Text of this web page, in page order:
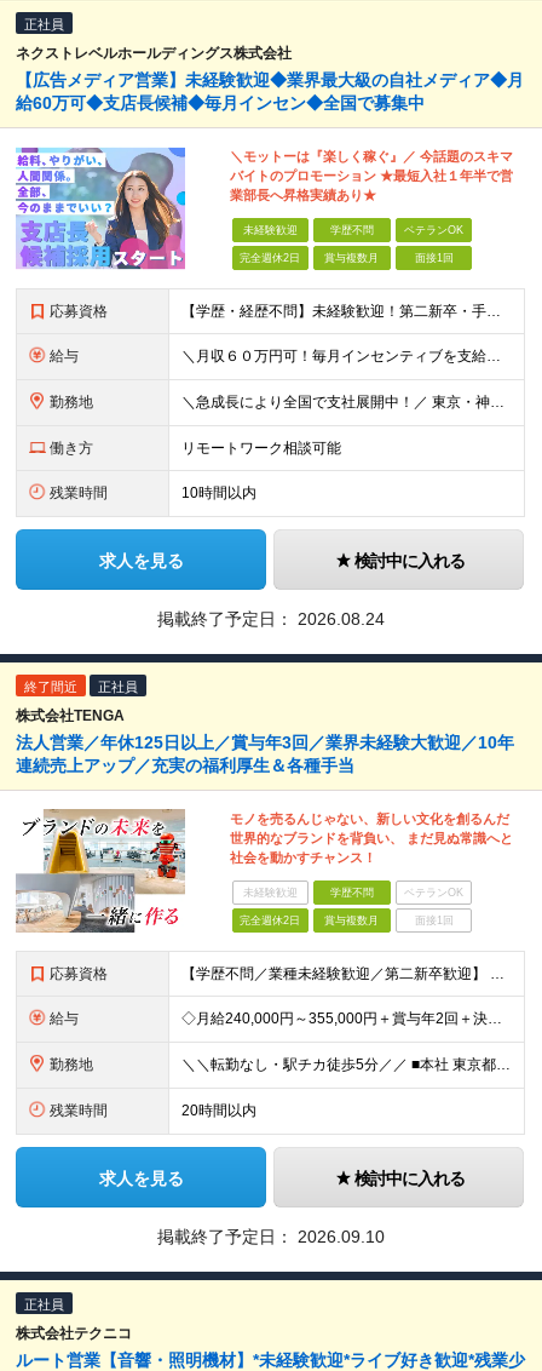
正社員
ネクストレベルホールディングス株式会社
【広告メディア営業】未経験歓迎◆業界最大級の自社メディア◆月
給60万可◆支店長候補◆毎月インセン◆全国で募集中
＼モットーは『楽しく稼ぐ』／ 今話題のスキマ
バイトのプロモーション ★最短⼊社１年半で営
業部⻑へ昇格実績あり★
未経験歓迎 学歴不問 ベテランOK
完全週休2日 賞与複数月 面接1回
応募資格 【学歴・経歴不問】未経験歓迎！第⼆新卒・⼿に職をつけたい・新たな挑戦者⼤歓迎！⼈柄・意欲重視の採⽤♪ ＼これまでの経験・スキルは⼀切不問／ 新たな⼀歩を全⼒で応援します！ ★経歴・学歴不問 ★未経
給与 ＼⽉収６０万円可！毎⽉インセンティブを⽀給／ ⽉給３０万円〜+ダブルインセンティブ（個⼈+⽀店達成率に応じて） ※営業⼿当含む ▼下記固定残業代を含みます ・関東圏：5万8000円〜（⽉36h分）＋
勤務地 ＼急成⻑により全国で⽀社展開中！／ 東京・神奈川・埼⽟・千葉・⼤阪・名古屋・神⼾・新潟・⾦沢・京都・広島・福岡などで募集中！ ★東京、⼤阪、名古屋、福岡は急募のため、特に選考優遇します★ ◎勤務地は
働き方 リモートワーク相談可能
残業時間 10時間以内
求人を見る 検討中に入れる
掲載終了予定日： 2026.08.24
終了間近 正社員
株式会社TENGA
法人営業／年休125日以上／賞与年3回／業界未経験大歓迎／10年
連続売上アップ／充実の福利厚生＆各種手当
モノを売るんじゃない、新しい文化を創るんだ
世界的なブランドを背負い、 まだ見ぬ常識へと
社会を動かすチャンス！
未経験歓迎 学歴不問 ベテランOK
完全週休2日 賞与複数月 面接1回
応募資格 【学歴不問／業種未経験歓迎／第二新卒歓迎】 これまでの営業スタイルや経験年数よりも、 あなた自身の人物面と現場での行動力を最重視した採用を行います。 新しい文化を創り出す当社のビジネスに、 情熱を持っ
給与 ◇月給240,000円～355,000円＋賞与年2回＋決算賞与+インセンティブ ※経験や能力などを考慮し、決定 ※固定残業代は、時間外労働の有無に関わらず月25時間分を、月4万円～5万9,000円支給
勤務地 ＼＼転勤なし・駅チカ徒歩5分／／ ■本社 東京都中央区晴海1-8-12 晴海トリトンスクエア オフィスタワーZ棟 11F
残業時間 20時間以内
求人を見る 検討中に入れる
掲載終了予定日： 2026.09.10
正社員
株式会社テクニコ
ルート営業【音響・照明機材】*未経験歓迎*ライブ好き歓迎*残業少